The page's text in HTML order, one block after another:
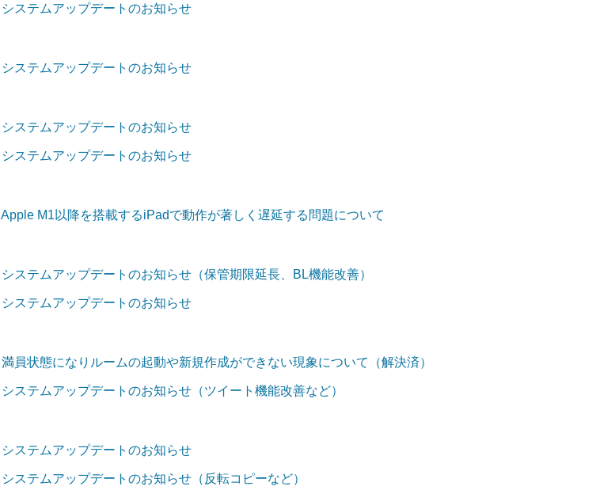
システムアップデートのお知らせ
システムアップデートのお知らせ
システムアップデートのお知らせ
システムアップデートのお知らせ
Apple M1以降を搭載するiPadで動作が著しく遅延する問題について
システムアップデートのお知らせ（保管期限延長、BL機能改善）
システムアップデートのお知らせ
満員状態になりルームの起動や新規作成ができない現象について（解決済）
システムアップデートのお知らせ（ツイート機能改善など）
システムアップデートのお知らせ
システムアップデートのお知らせ（反転コピーなど）